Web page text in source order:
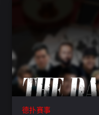
德扑赛事